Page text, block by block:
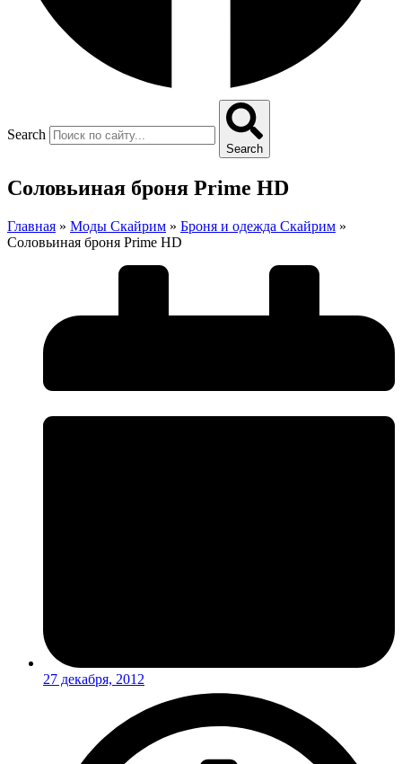
Search
Search
Соловьиная броня Prime HD
Главная » Моды Скайрим » Броня и одежда Скайрим »
Соловьиная броня Prime HD
27 декабря, 2012